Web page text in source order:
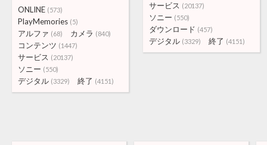
サービス (20137)
ソニー (550)
ダウンロード (457)
デジタル (3329) 終了 (4151)
ONLINE (573)
PlayMemories (5)
アルファ (68) カメラ (840)
コンテンツ (1447)
サービス (20137)
ソニー (550)
デジタル (3329) 終了 (4151)